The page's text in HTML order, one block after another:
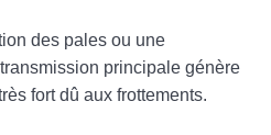
des pales ou une
principale génère
fort dû aux frottements.